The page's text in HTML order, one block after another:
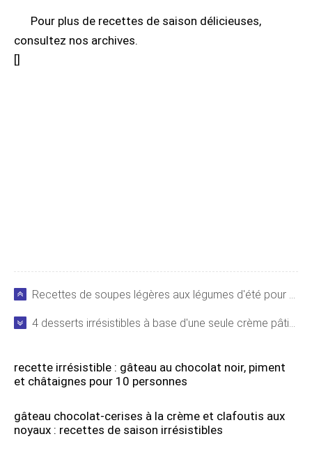
Pour plus de recettes de saison délicieuses,
consultez nos archives.
[]
Recettes de soupes légères aux légumes d'été pour un déjeuner sur le pouce
4 desserts irrésistibles à base d'une seule crème pâtissière maison
recette irrésistible : gâteau au chocolat noir, piment
et châtaignes pour 10 personnes
gâteau chocolat-cerises à la crème et clafoutis aux
noyaux : recettes de saison irrésistibles